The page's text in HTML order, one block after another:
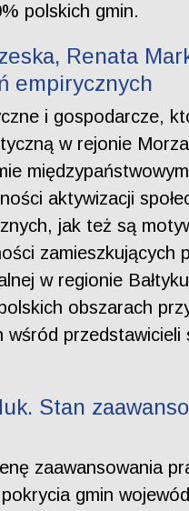
polskich gmin.
Renata
empirycznych
i gospodarcze,
w rejonie
aktywizacji
jak też są
w regionie
obszarach
wśród
Stan
zaawansowania
gmin